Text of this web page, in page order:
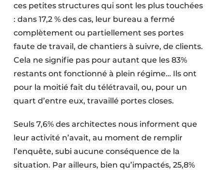
Software
Techniques ferroviaires
Travaux ferroviaires
ces petites structures qui sont les plus touchées
: dans 17,2 % des cas, leur bureau a fermé
complètement ou partiellement ses portes
faute de travail, de chantiers à suivre, de clients.
Cela ne signifie pas pour autant que les 83%
restants ont fonctionné à plein régime… Ils ont
pour la moitié fait du télétravail, ou, pour un
quart d’entre eux, travaillé portes closes.
Seuls 7,6% des architectes nous informent que
leur activité n’avait, au moment de remplir
l’enquête, subi aucune conséquence de la
situation. Par ailleurs, bien qu’impactés, 25,8%